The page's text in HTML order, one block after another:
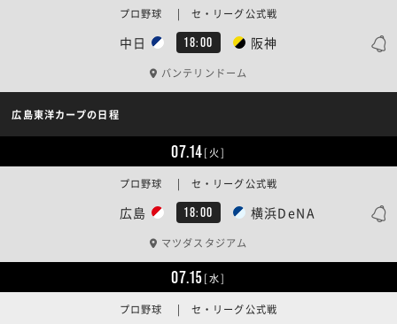
中日 18:00 阪神
プロ野球 | セ・リーグ公式戦
バンテリンドーム
広島東洋カープの日程
07.14[火]
広島 18:00 横浜DeNA
プロ野球 | セ・リーグ公式戦
マツダスタジアム
07.15[水]
プロ野球 | セ・リーグ公式戦